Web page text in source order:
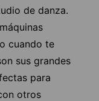
de danza.
cuando te
sus grandes
para
otros